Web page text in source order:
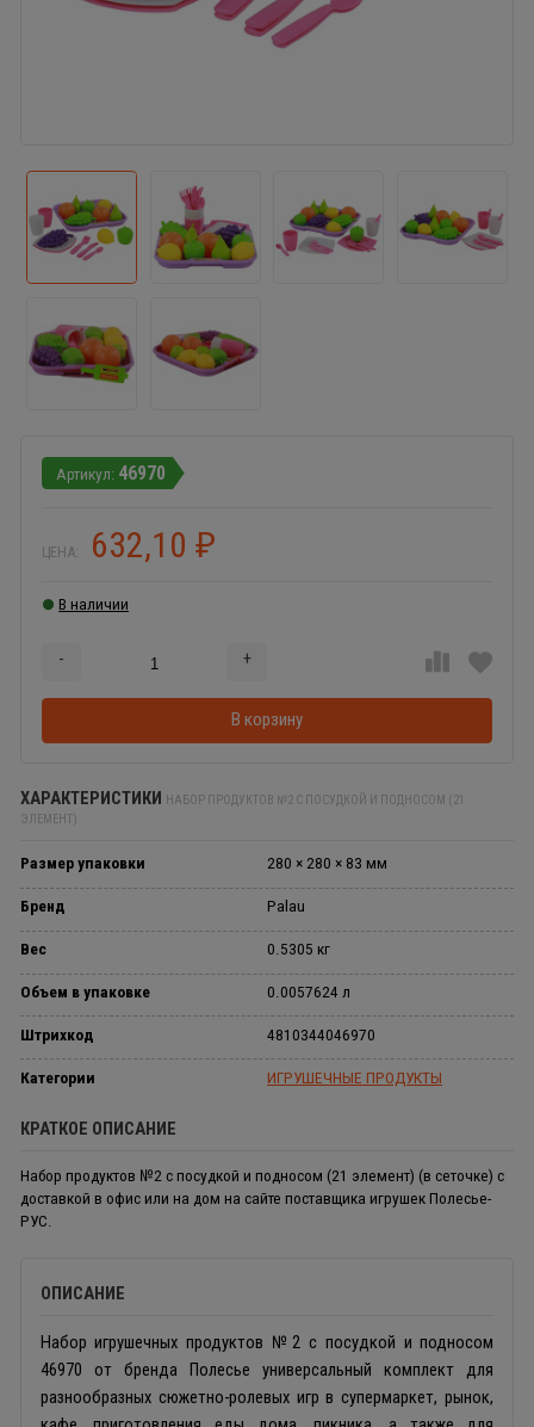
46970
ЦЕНА: 632,10 ₽
В наличии
- +
В корзину
ХАРАКТЕРИСТИКИ
НАБОР ПРОДУКТОВ №2 С ПОСУДКОЙ И ПОДНОСОМ (21
ЭЛЕМЕНТ)
Размер упаковки 280 × 280 × 83 мм
Бренд Palau
Вес 0.5305 кг
Объем в упаковке 0.0057624 л
Штрихкод 4810344046970
Категории ИГРУШЕЧНЫЕ ПРОДУКТЫ
КРАТКОЕ ОПИСАНИЕ
Набор продуктов №2 с посудкой и подносом (21 элемент) (в сеточке) с
доставкой в офис или на дом на сайте поставщика игрушек Полесье-
РУС.
ОПИСАНИЕ
Набор игрушечных продуктов №2 с посудкой и подносом
46970 от бренда Полесье универсальный комплект для
разнообразных сюжетно-ролевых игр в супермаркет, рынок,